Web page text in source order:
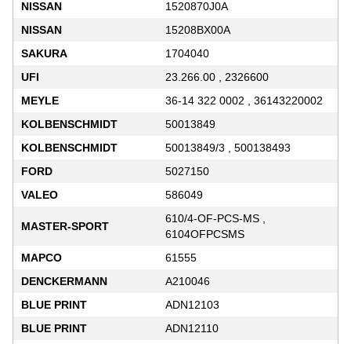
NISSAN
1520870J0A
NISSAN
15208BX00A
SAKURA
1704040
UFI
23.266.00 , 2326600
MEYLE
36-14 322 0002 , 36143220002
KOLBENSCHMIDT
50013849
KOLBENSCHMIDT
50013849/3 , 500138493
FORD
5027150
VALEO
586049
MASTER-SPORT
610/4-OF-PCS-MS ,
6104OFPCSMS
MAPCO
61555
DENCKERMANN
A210046
BLUE PRINT
ADN12103
BLUE PRINT
ADN12110